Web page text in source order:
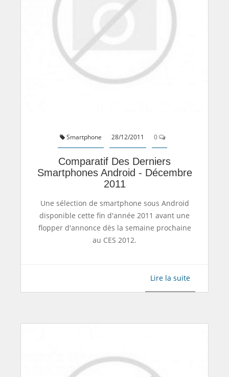
Smartphone 28/12/2011 0
Comparatif Des Derniers
Smartphones Android - Décembre
2011
Une sélection de smartphone sous Android
disponible cette fin d'année 2011 avant une
flopper d'annonce dès la semaine prochaine
au CES 2012.
Lire la suite